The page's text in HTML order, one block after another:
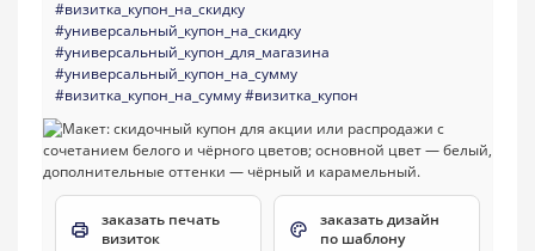
#визитка_купон_на_скидку
#универсальный_купон_на_скидку
#универсальный_купон_для_магазина
#универсальный_купон_на_сумму
#визитка_купон_на_сумму#визитка_купон
заказать печать
визиток
заказать дизайн
по шаблону